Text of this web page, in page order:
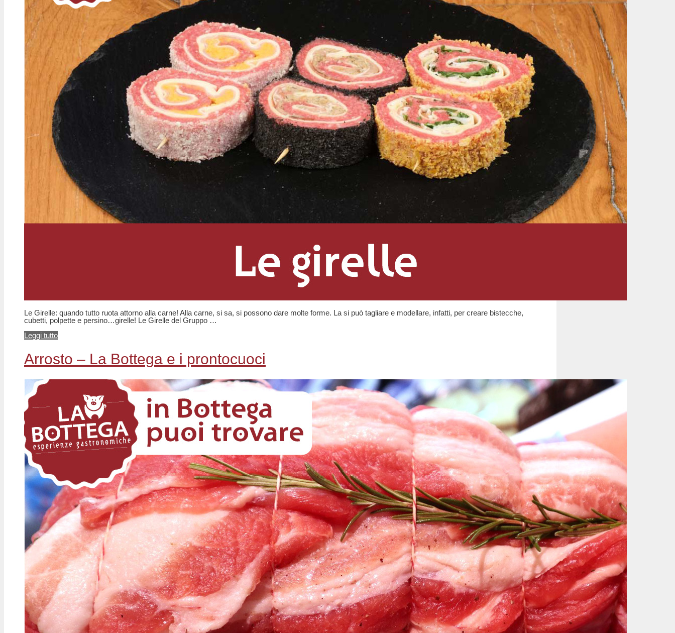
Le Girelle: quando tutto ruota attorno alla carne! Alla carne, si sa, si possono dare molte forme. La si può tagliare e modellare, infatti, per creare bistecche,
cubetti, polpette e persino…girelle! Le Girelle del Gruppo …
Leggi tutto
Arrosto – La Bottega e i prontocuoci